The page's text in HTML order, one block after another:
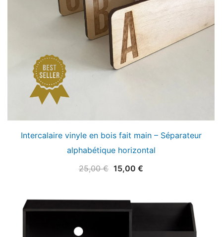
Intercalaire vinyle en bois fait main – Séparateur
alphabétique horizontal
25,00€ Le
15,00 €